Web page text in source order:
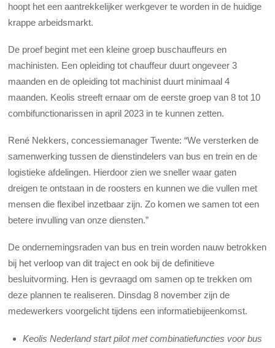
hoopt het een aantrekkelijker werkgever te worden in de huidige
krappe arbeidsmarkt.
De proef begint met een kleine groep buschauffeurs en
machinisten. Een opleiding tot chauffeur duurt ongeveer 3
maanden en de opleiding tot machinist duurt minimaal 4
maanden. Keolis streeft ernaar om de eerste groep van 8 tot 10
combifunctionarissen in april 2023 in te kunnen zetten.
René Nekkers, concessiemanager Twente: “We versterken de
samenwerking tussen de dienstindelers van bus en trein en de
logistieke afdelingen. Hierdoor zien we sneller waar gaten
dreigen te ontstaan in de roosters en kunnen we die vullen met
mensen die flexibel inzetbaar zijn. Zo komen we samen tot een
betere invulling van onze diensten.”
De ondernemingsraden van bus en trein worden nauw betrokken
bij het verloop van dit traject en ook bij de definitieve
besluitvorming. Hen is gevraagd om samen op te trekken om
deze plannen te realiseren. Dinsdag 8 november zijn de
medewerkers voorgelicht tijdens een informatiebijeenkomst.
Keolis Nederland start pilot met combinatiefuncties voor bus